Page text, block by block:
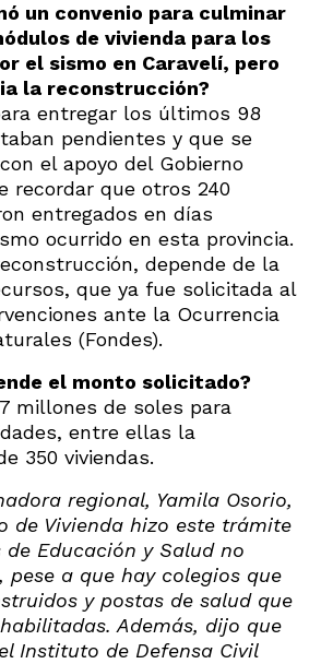
un convenio para culminar
de vivienda para los
el sismo en Caravelí, pero
la reconstrucción?
entregar los últimos 98
pendientes y que se
el apoyo del Gobierno
recordar que otros 240
entregados en días
ocurrido en esta provincia.
depende de la
que ya fue solicitada al
ante la Ocurrencia
(Fondes).
el monto solicitado?
millones de soles para
entre ellas la
350 viviendas.
regional, Yamila Osorio,
de Vivienda hizo este trámite
Educación y Salud no
pese a que hay colegios que
y postas de salud que
Además, dijo que
Instituto de Defensa Civil